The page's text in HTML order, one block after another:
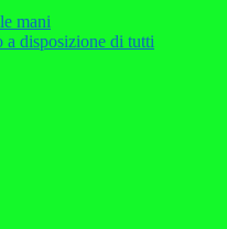
mani
a disposizione di tutti